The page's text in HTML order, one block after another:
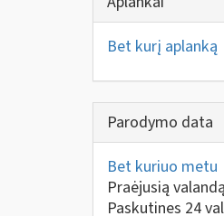
Bet kurį aplanką
Parodymo data
Bet kuriuo metu
Praėjusią valandą
Paskutines 24